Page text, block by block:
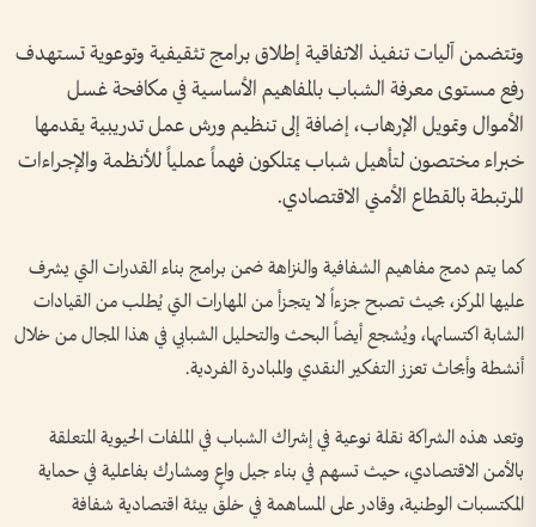
وتتضمن آليات تنفيذ الاتفاقية إطلاق برامج تثقيفية وتوعوية تستهدف
رفع مستوى معرفة الشباب بالمفاهيم الأساسية في مكافحة غسل
الأموال وتمويل الإرهاب، إضافة إلى تنظيم ورش عمل تدريبية يقدمها
خبراء مختصون لتأهيل شباب يمتلكون فهماً عملياً للأنظمة والإجراءات
المرتبطة بالقطاع الأمني الاقتصادي.
كما يتم دمج مفاهيم الشفافية والنزاهة ضمن برامج بناء القدرات التي يشرف
عليها المركز، بحيث تصبح جزءاً لا يتجزأ من المهارات التي يُطلب من القيادات
الشابة اكتسابها، ويُشجع أيضاً البحث والتحليل الشبابي في هذا المجال من خلال
أنشطة وأبحاث تعزز التفكير النقدي والمبادرة الفردية.
وتعد هذه الشراكة نقلة نوعية في إشراك الشباب في الملفات الحيوية المتعلقة
بالأمن الاقتصادي، حيث تسهم في بناء جيل واعٍ ومشارك بفاعلية في حماية
المكتسبات الوطنية، وقادر على المساهمة في خلق بيئة اقتصادية شفافة